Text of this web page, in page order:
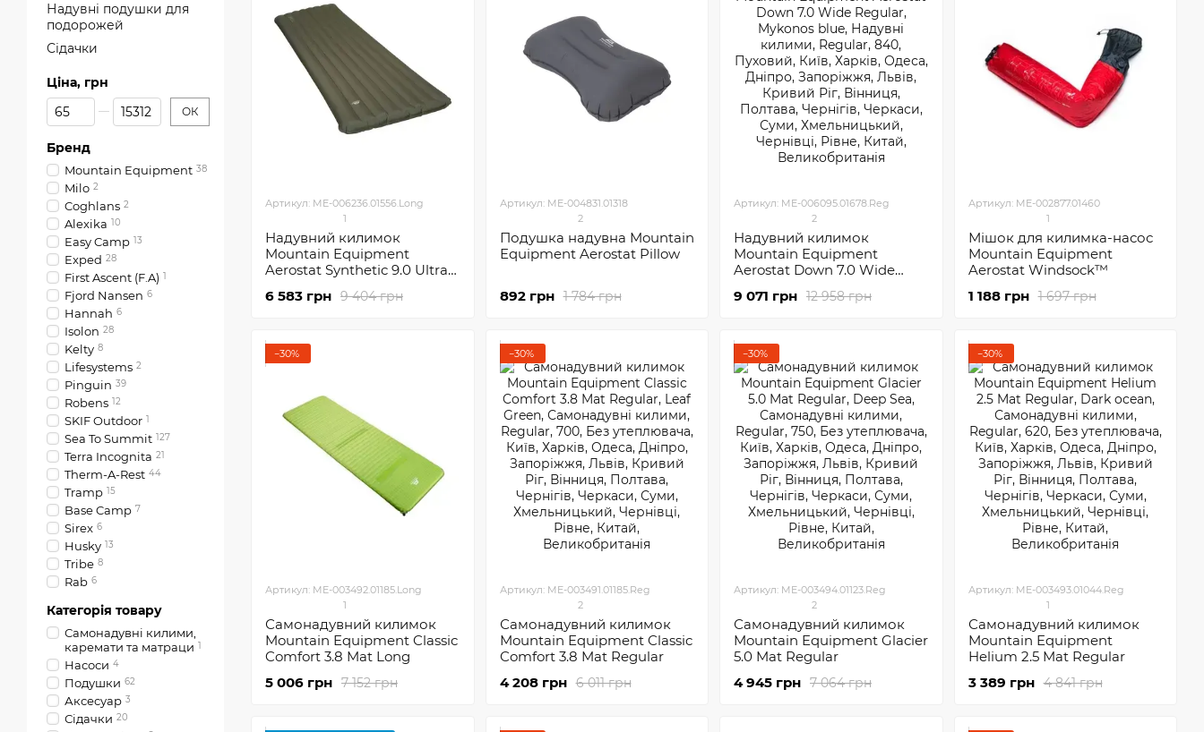
Артикул: ME-006236.01556.Long
1
Надувний килимок
Mountain Equipment
Aerostat Synthetic 9.0 Ultra
9 404 грн
6 583 грн
Артикул: ME-004831.01318
2
Подушка надувна Mountain
Equipment Aerostat Pillow
1 784 грн
892 грн
Артикул: ME-006095.01678.Reg
2
Надувний килимок
Mountain Equipment
Aerostat Down 7.0 Wide
12 958 грн
9 071 грн
Артикул: ME-002877.01460
1
Мішок для килимка-насос
Mountain Equipment
Aerostat Windsock™
1 697 грн
1 188 грн
−30%
Артикул: ME-003492.01185.Long
1
Самонадувний килимок
Mountain Equipment Classic
Comfort 3.8 Mat Long
7 152 грн
5 006 грн
−30%
Артикул: ME-003491.01185.Reg
2
Самонадувний килимок
Mountain Equipment Classic
Comfort 3.8 Mat Regular
6 011 грн
4 208 грн
−30%
Артикул: ME-003494.01123.Reg
2
Самонадувний килимок
Mountain Equipment Glacier
5.0 Mat Regular
7 064 грн
4 945 грн
−30%
Артикул: ME-003493.01044.Reg
1
Самонадувний килимок
Mountain Equipment
Helium 2.5 Mat Regular
4 841 грн
3 389 грн
Надувні подушки для
подорожей
Сідачки
Ціна, грн
Від Ціна, грн
До Ціна, грн ОК
Бренд
Mountain Equipment 38
Milo 2
Coghlans 2
Alexika 10
Easy Camp 13
Exped 28
First Ascent (F.A) 1
Fjord Nansen 6
Hannah 6
Isolon 28
Kelty 8
Lifesystems 2
Pinguin 39
Robens 12
SKIF Outdoor 1
Sea To Summit 127
Terra Incognita 21
Therm-A-Rest 44
Tramp 15
Base Camp 7
Sirex 6
Husky 13
Tribe 8
Rab 6
Категорія товару
Самонадувні килими,
каремати та матраци 1
Насоси 4
Подушки 62
Аксесуар 3
Сідачки 20